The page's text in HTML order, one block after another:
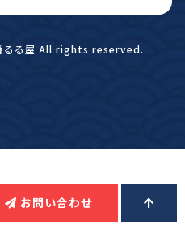
るる屋 All rights reserved.
お問い合わせ